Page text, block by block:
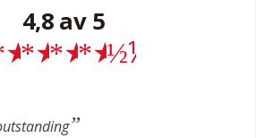
4,8 av 5
★★★★ ½